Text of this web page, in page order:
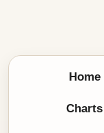
Home
Charts